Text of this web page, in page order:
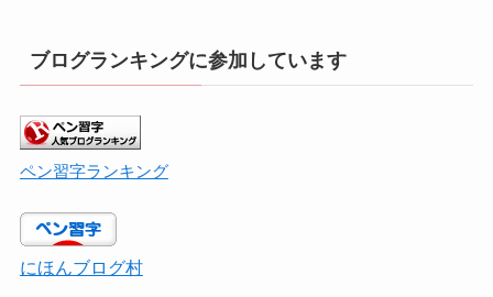
ブログランキングに参加しています
ペン習字ランキング
にほんブログ村